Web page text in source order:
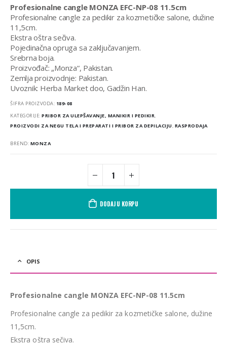
je
bila:
je:
490,00 DIN.
Profesionalne cangle MONZA EFC-NP-08 11.5cm
Profesionalne cangle za pedikir za kozmetičke salone, dužine
11,5cm.
Ekstra oštra sečiva.
Pojedinačna opruga sa zaključavanjem.
Srebrna boja.
Proizvođač: „Monza“, Pakistan.
Zemlja proizvodnje: Pakistan.
Uvoznik: Herba Market doo, Gadžin Han.
ŠIFRA PROIZVODA: 189-08
KATEGORIJE: PRIBOR ZA ULEPŠAVANJE, MANIKIR I PEDIKIR,
PROIZVODI ZA NEGU TELA I PREPARATI I PRIBOR ZA DEPILACIJU, RASPRODAJA
BREND: MONZA
DODAJ U KORPU
OPIS
Profesionalne cangle MONZA EFC-NP-08 11.5cm
Profesionalne cangle za pedikir za kozmetičke salone, dužine
11,5cm.
Ekstra oštra sečiva.